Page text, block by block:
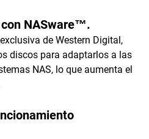
NASware™.
de Western Digital,
discos para adaptarlos a las
NAS, lo que aumenta el